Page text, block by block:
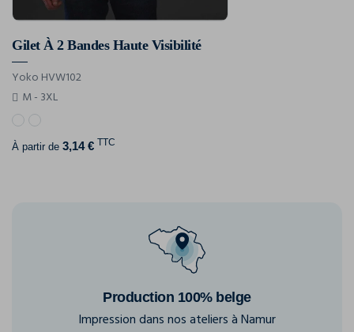
Gilet À 2 Bandes Haute Visibilité
Yoko HVW102
M - 3XL
À partir de 3,14 € TTC
Production 100% belge
Impression dans nos ateliers à Namur